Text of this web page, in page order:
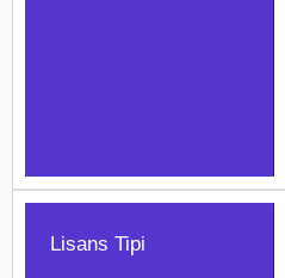
Lisans Tipi